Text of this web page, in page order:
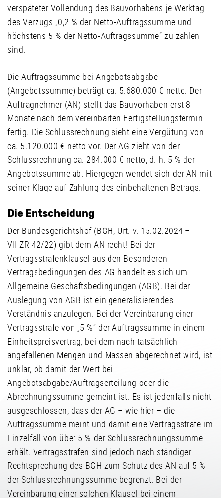
verspäteter Vollendung des Bauvorhabens je Werktag
des Verzugs „0,2 % der Netto-Auftragssumme und
höchstens 5 % der Netto-Auftragssumme“ zu zahlen
sind.
Die Auftragssumme bei Angebotsabgabe
(Angebotssumme) beträgt ca. 5.680.000 € netto. Der
Auftragnehmer (AN) stellt das Bauvorhaben erst 8
Monate nach dem vereinbarten Fertigstellungstermin
fertig. Die Schlussrechnung sieht eine Vergütung von
ca. 5.120.000 € netto vor. Der AG zieht von der
Schlussrechnung ca. 284.000 € netto, d. h. 5 % der
Angebotssumme ab. Hiergegen wendet sich der AN mit
seiner Klage auf Zahlung des einbehaltenen Betrags.
Die Entscheidung
Der Bundesgerichtshof (BGH, Urt. v. 15.02.2024 –
VII ZR 42/22) gibt dem AN recht! Bei der
Vertragsstrafenklausel aus den Besonderen
Vertragsbedingungen des AG handelt es sich um
Allgemeine Geschäftsbedingungen (AGB). Bei der
Auslegung von AGB ist ein generalisierendes
Verständnis anzulegen. Bei der Vereinbarung einer
Vertragsstrafe von „5 %“ der Auftragssumme in einem
Einheitspreisvertrag, bei dem nach tatsächlich
angefallenen Mengen und Massen abgerechnet wird, ist
unklar, ob damit der Wert bei
Angebotsabgabe/Auftragserteilung oder die
Abrechnungssumme gemeint ist. Es ist jedenfalls nicht
ausgeschlossen, dass der AG – wie hier – die
Auftragssumme meint und damit eine Vertragsstrafe im
Einzelfall von über 5 % der Schlussrechnungssumme
erhält. Vertragsstrafen sind jedoch nach ständiger
Rechtsprechung des BGH zum Schutz des AN auf 5 %
der Schlussrechnungssumme begrenzt. Bei der
Vereinbarung einer solchen Klausel bei einem